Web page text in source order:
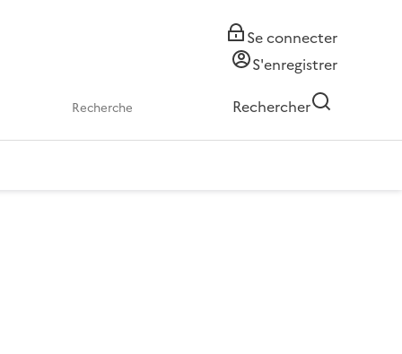
Se connecter
S'enregistrer
Rechercher